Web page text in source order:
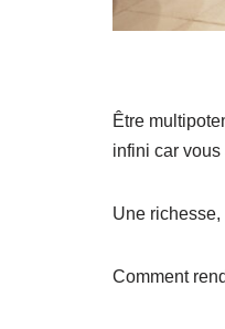
Être
infini car
Une
Comment